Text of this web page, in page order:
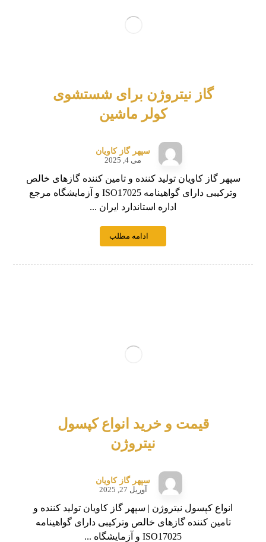
گاز نیتروژن برای شستشوی
کولر ماشین
سپهر گاز کاویان
می 4, 2025
سپهر گاز کاویان تولید کننده و تامین کننده گازهای خالص
وترکیبی دارای گواهینامه ISO17025 و آزمایشگاه مرجع
اداره استاندارد ایران ...
ادامه مطلب
قیمت و خرید انواع کپسول
نیتروژن
سپهر گاز کاویان
آوریل 27, 2025
انواع کپسول نیتروژن | سپهر گاز کاویان تولید کننده و
تامین کننده گازهای خالص وترکیبی دارای گواهینامه
ISO17025 و آزمایشگاه ...